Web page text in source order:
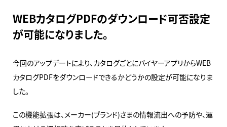
WEBカタログPDFのダウンロード可否設定
が可能になりました。
今回のアップデートにより、カタログごとにバイヤーアプリからWEB
カタログPDFをダウンロードできるかどうかの設定が可能になりま
した。
この機能拡張は、メーカー(ブランド)さまの情報流出への予防や、運